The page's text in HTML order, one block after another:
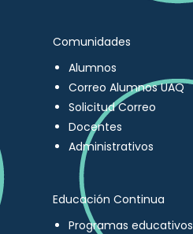
Comunidades
Alumnos
Correo Alumnos UAQ
Solicitud Correo
Docentes
Administrativos
Educación Continua
Programas educativos